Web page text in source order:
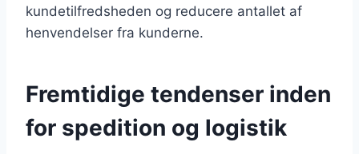
kundetilfredsheden og reducere antallet af
henvendelser fra kunderne.
Fremtidige tendenser inden
for spedition og logistik